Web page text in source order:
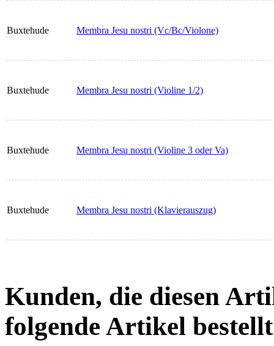
Buxtehude Membra Jesu nostri (Vc/Bc/Violone)
Buxtehude Membra Jesu nostri (Violine 1/2)
Buxtehude Membra Jesu nostri (Violine 3 oder Va)
Buxtehude Membra Jesu nostri (Klavierauszug)
Kunden, die diesen
folgende Artikel